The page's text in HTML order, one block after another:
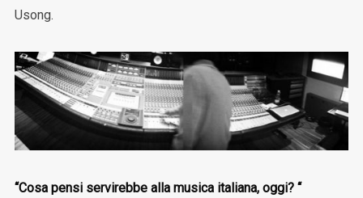
Usong.
“Cosa pensi servirebbe alla musica italiana, oggi? “